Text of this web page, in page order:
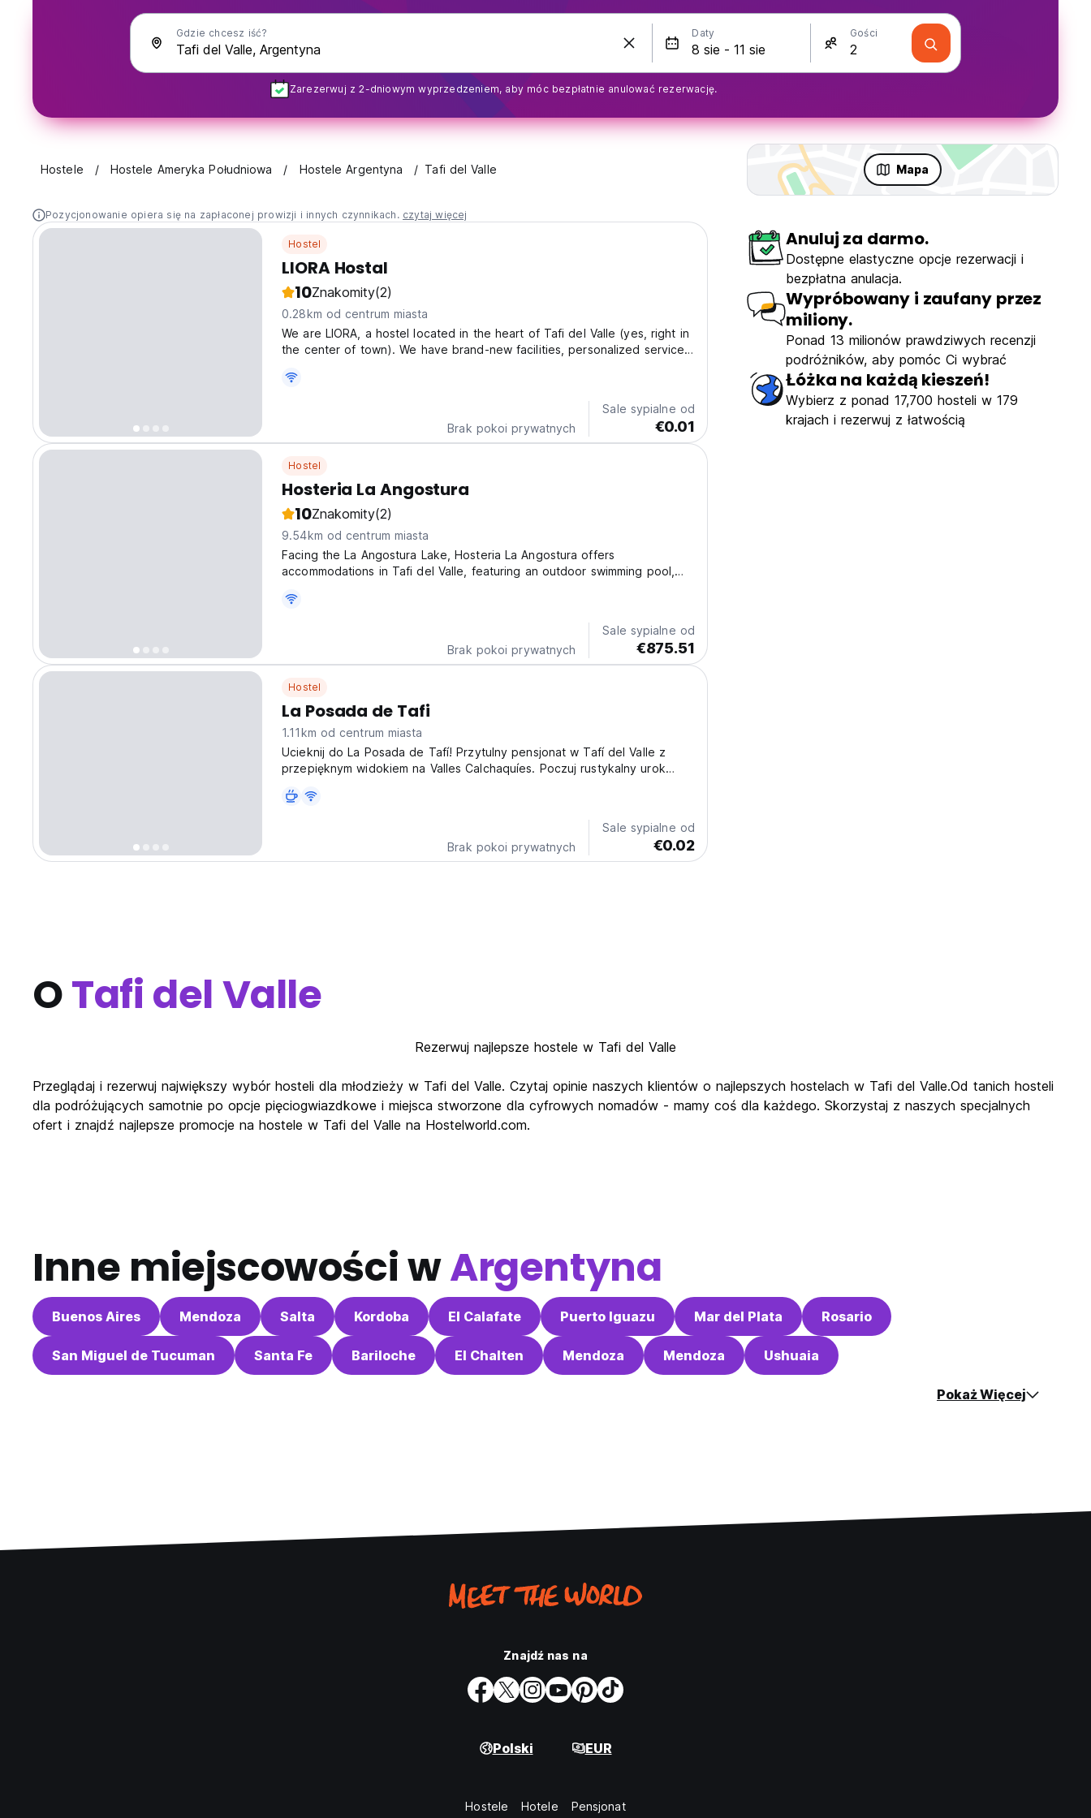
Gdzie chcesz iść? Daty Gości
Zarezerwuj z 2-dniowym wyprzedzeniem, aby móc bezpłatnie anulować rezerwację.
Hostele Hostele Ameryka Południowa Hostele Argentyna Tafi del Valle Mapa
Pozycjonowanie opiera się na zapłaconej prowizji i innych czynnikach. czytaj więcej
Hostel
LIORA Hostal
10Znakomity(2)
0.28km od centrum miasta
We are LIORA, a hostel located in the heart of Tafi del Valle (yes, right in
the center of town). We have brand-new facilities, personalized service,
delicious snack from our boutique menu,...
Brak pokoi prywatnych
Sale sypialne od
€0.01
Hostel
Hosteria La Angostura
10Znakomity(2)
9.54km od centrum miasta
Facing the La Angostura Lake, Hosteria La Angostura offers
accommodations in Tafi del Valle, featuring an outdoor swimming pool,
playground, along with a terrace, free WiFi, and free private...
Brak pokoi prywatnych
Sale sypialne od
€875.51
Hostel
La Posada de Tafi
1.11km od centrum miasta
Ucieknij do La Posada de Tafí! Przytulny pensjonat w Tafí del Valle z
przepięknym widokiem na Valles Calchaquíes. Poczuj rustykalny urok
Brak pokoi prywatnych
Sale sypialne od
€0.02
Anuluj za darmo.
Dostępne elastyczne opcje rezerwacji i
bezpłatna anulacja.
Wypróbowany i zaufany przez
miliony.
Ponad 13 milionów prawdziwych recenzji
podróżników, aby pomóc Ci wybrać
Łóżka na każdą kieszeń!
Wybierz z ponad 17,700 hosteli w 179
krajach i rezerwuj z łatwością
OTafi del Valle
Rezerwuj najlepsze hostele w Tafi del Valle
Przeglądaj i rezerwuj największy wybór hosteli dla młodzieży w Tafi del Valle. Czytaj opinie naszych klientów o najlepszych hostelach w Tafi del Valle.Od tanich hosteli
dla podróżujących samotnie po opcje pięciogwiazdkowe i miejsca stworzone dla cyfrowych nomadów - mamy coś dla każdego. Skorzystaj z naszych specjalnych
ofert i znajdź najlepsze promocje na hostele w Tafi del Valle na Hostelworld.com.
Inne miejscowości wArgentyna
Buenos Aires Mendoza Salta Kordoba El Calafate Puerto Iguazu Mar del Plata Rosario
San Miguel de Tucuman Santa Fe Bariloche El Chalten Mendoza Mendoza Ushuaia
Pokaż Więcej
Znajdź nas na
Polski EUR
Hostele Hotele Pensjonat